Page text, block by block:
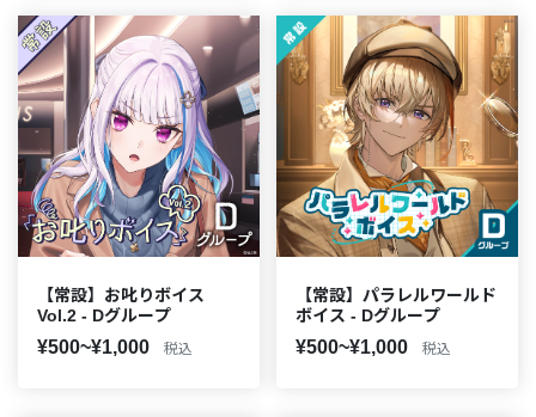
【常設】お叱りボイス
Vol.2 - Dグループ
¥500~¥1,000 税込
【常設】パラレルワールド
ボイス - Dグループ
¥500~¥1,000 税込